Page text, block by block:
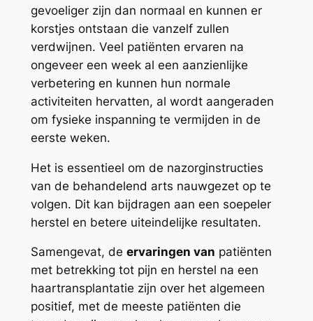
gevoeliger zijn dan normaal en kunnen er
korstjes ontstaan die vanzelf zullen
verdwijnen. Veel patiënten ervaren na
ongeveer een week al een aanzienlijke
verbetering en kunnen hun normale
activiteiten hervatten, al wordt aangeraden
om fysieke inspanning te vermijden in de
eerste weken.
Het is essentieel om de nazorginstructies
van de behandelend arts nauwgezet op te
volgen. Dit kan bijdragen aan een soepeler
herstel en betere uiteindelijke resultaten.
Samengevat, de ervaringen van patiënten
met betrekking tot pijn en herstel na een
haartransplantatie zijn over het algemeen
positief, met de meeste patiënten die